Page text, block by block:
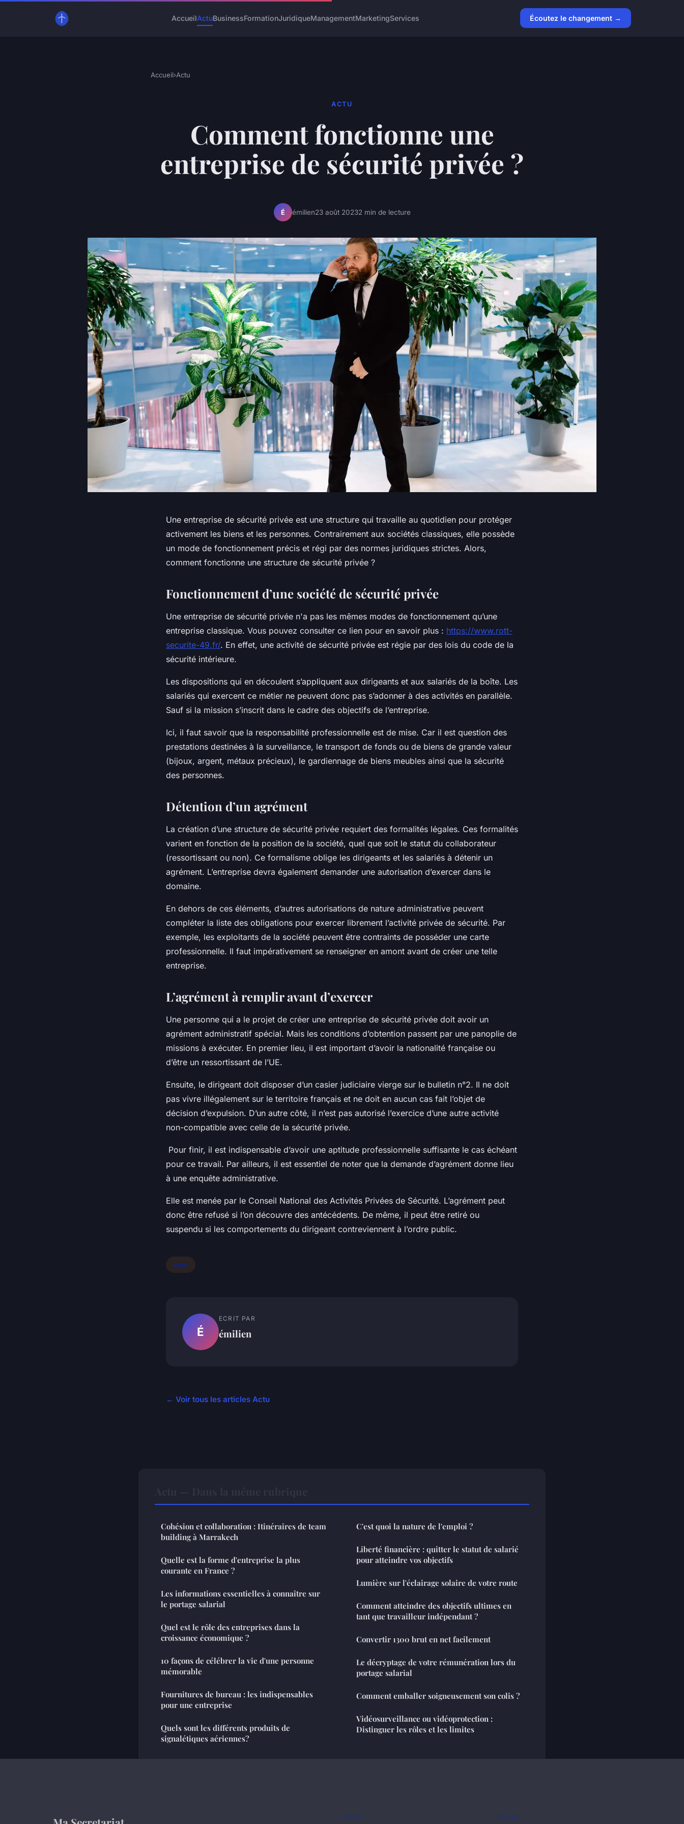
AccueilActuBusinessFormationJuridiqueManagementMarketingServices Écoutez le changement →
Accueil›Actu
ACTU
Comment fonctionne une
entreprise de sécurité privée ?
É émilien23 août 20232 min de lecture
Une entreprise de sécurité privée est une structure qui travaille au quotidien pour protéger
activement les biens et les personnes. Contrairement aux sociétés classiques, elle possède
un mode de fonctionnement précis et régi par des normes juridiques strictes. Alors,
comment fonctionne une structure de sécurité privée ?
Fonctionnement d’une société de sécurité privée
Une entreprise de sécurité privée n'a pas les mêmes modes de fonctionnement qu’une
entreprise classique. Vous pouvez consulter ce lien pour en savoir plus : https://www.rott-
securite-49.fr/. En effet, une activité de sécurité privée est régie par des lois du code de la
sécurité intérieure.
Les dispositions qui en découlent s’appliquent aux dirigeants et aux salariés de la boîte. Les
salariés qui exercent ce métier ne peuvent donc pas s’adonner à des activités en parallèle.
Sauf si la mission s’inscrit dans le cadre des objectifs de l’entreprise.
Ici, il faut savoir que la responsabilité professionnelle est de mise. Car il est question des
prestations destinées à la surveillance, le transport de fonds ou de biens de grande valeur
(bijoux, argent, métaux précieux), le gardiennage de biens meubles ainsi que la sécurité
des personnes.
Détention d’un agrément
La création d’une structure de sécurité privée requiert des formalités légales. Ces formalités
varient en fonction de la position de la société, quel que soit le statut du collaborateur
(ressortissant ou non). Ce formalisme oblige les dirigeants et les salariés à détenir un
agrément. L’entreprise devra également demander une autorisation d’exercer dans le
domaine.
En dehors de ces éléments, d’autres autorisations de nature administrative peuvent
compléter la liste des obligations pour exercer librement l’activité privée de sécurité. Par
exemple, les exploitants de la société peuvent être contraints de posséder une carte
professionnelle. Il faut impérativement se renseigner en amont avant de créer une telle
entreprise.
L’agrément à remplir avant d’exercer
Une personne qui a le projet de créer une entreprise de sécurité privée doit avoir un
agrément administratif spécial. Mais les conditions d’obtention passent par une panoplie de
missions à exécuter. En premier lieu, il est important d’avoir la nationalité française ou
d’être un ressortissant de l’UE.
Ensuite, le dirigeant doit disposer d’un casier judiciaire vierge sur le bulletin n°2. Il ne doit
pas vivre illégalement sur le territoire français et ne doit en aucun cas fait l’objet de
décision d’expulsion. D’un autre côté, il n’est pas autorisé l’exercice d’une autre activité
non-compatible avec celle de la sécurité privée.
Pour finir, il est indispensable d’avoir une aptitude professionnelle suffisante le cas échéant
pour ce travail. Par ailleurs, il est essentiel de noter que la demande d’agrément donne lieu
à une enquête administrative.
Elle est menée par le Conseil National des Activités Privées de Sécurité. L’agrément peut
donc être refusé si l’on découvre des antécédents. De même, il peut être retiré ou
suspendu si les comportements du dirigeant contreviennent à l’ordre public.
Actu
É
ECRIT PAR
émilien
← Voir tous les articles Actu
Cohésion et collaboration : Itinéraires de team
building à Marrakech
Quelle est la forme d'entreprise la plus
courante en France ?
Les informations essentielles à connaître sur
le portage salarial
Quel est le rôle des entreprises dans la
croissance économique ?
10 façons de célébrer la vie d'une personne
mémorable
Fournitures de bureau : les indispensables
pour une entreprise
Quels sont les différents produits de
signalétiques aériennes?
C'est quoi la nature de l'emploi ?
Liberté financière : quitter le statut de salarié
pour atteindre vos objectifs
Lumière sur l'éclairage solaire de votre route
Comment atteindre des objectifs ultimes en
tant que travailleur indépendant ?
Convertir 1300 brut en net facilement
Le décryptage de votre rémunération lors du
portage salarial
Comment emballer soigneusement son colis ?
Vidéosurveillance ou vidéoprotection :
Distinguer les rôles et les limites
LIENS LÉGAL